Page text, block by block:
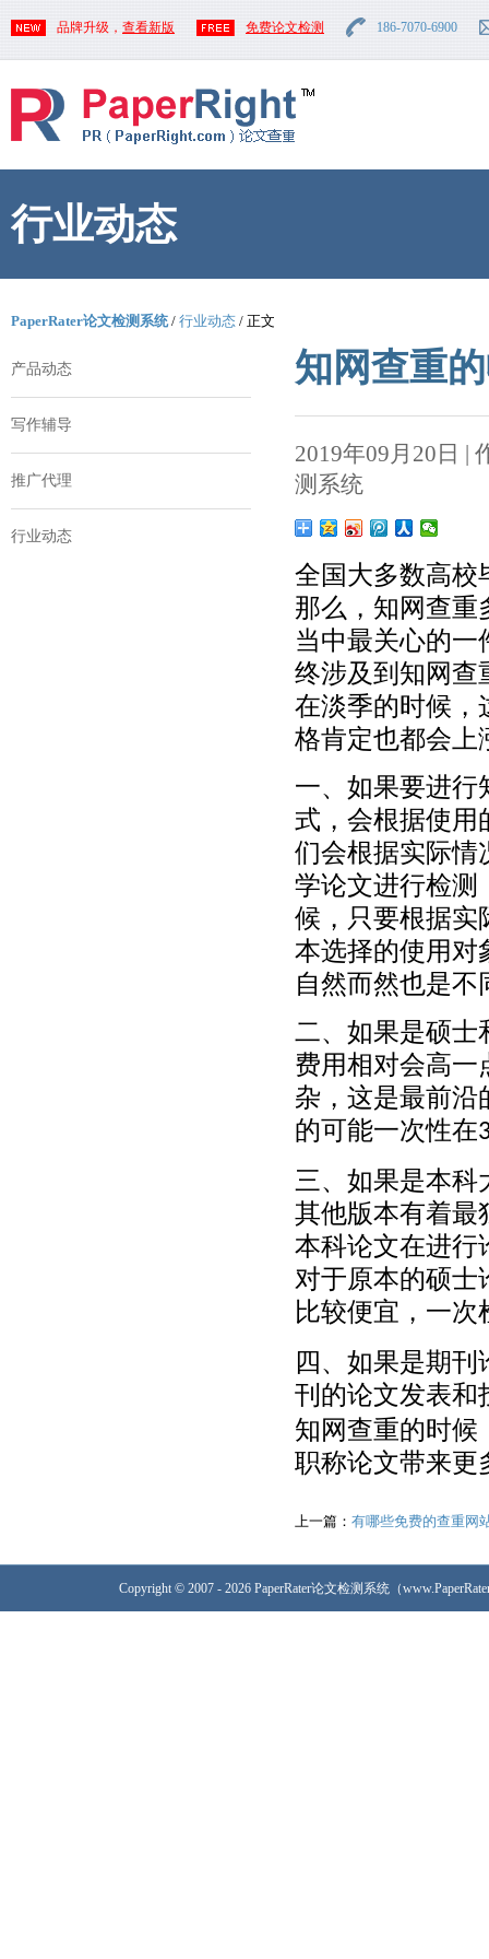
品牌升级， 查看新版 免费论文检测 186-7070-6900
行业动态
PaperRater论文检测系统/ 行业动态 / 正文
产品动态
写作辅导
推广代理
行业动态
知网查重
2019年09月20日 |
测系统
全国大多数高校
那么， 知网查重
当中最关心的
终涉及到知网查
在淡季的时候，
格肯定也都会上
一、如果要进行
式，会根据使用
们会根据实际情
学论文进行检测
候，只要根据实
本选择的使用对
自然而然也是不
二、 如果是硕士
费用相对会高一
杂，这是最前沿
的可能一次性在
三、 如果是本科
其他版本有着最
本科论文在进行
对于原本的硕士
比较便宜，一
四、 如果是期刊
刊的论文发表和
知网查重的时候
职称论文带来更
上一篇： 有哪些免费的查重网
Copyright © 2007 - 2026 PaperRater论文检测系统（